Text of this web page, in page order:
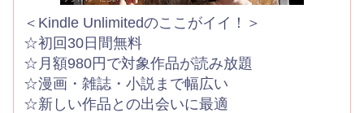
＜Kindle Unlimitedのここがイイ！＞
☆初回30日間無料
☆月額980円で対象作品が読み放題
☆漫画・雑誌・小説まで幅広い
☆新しい作品との出会いに最適